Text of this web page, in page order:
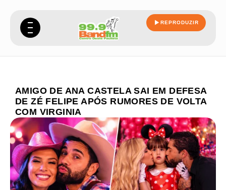
REPRODUZIR
AMIGO DE ANA CASTELA SAI EM DEFESA
DE ZÉ FELIPE APÓS RUMORES DE VOLTA
COM VIRGINIA